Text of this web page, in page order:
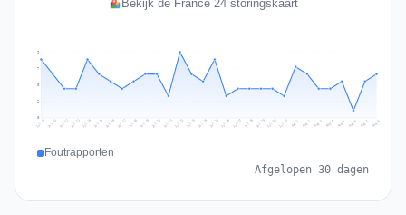
Bekijk de France 24 storingskaart
2
5
7
9
Jul 10 Jul 11 Jul 12 Jul 13 Jul 14 Jul 15 Jul 16 Jul 17 Jul 18 Jul 19 Jul 20 Jul 21 Jul 22 Jul 23 Jul 24 Jul 25 Jul 26 Jul 27 Jul 28 Jul 29 Jul 30 Jul 31 Aug 1 Aug 2 Aug 3 Aug 4 Aug 5 Aug 6 Aug 7 Aug 8
Foutrapporten
Afgelopen 30 dagen